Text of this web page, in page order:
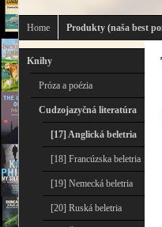
Home Produkty (naša best
Knihy
Próza a poézia
Cudzojazyčná literatúra
[17] Anglická beletria
[18] Francúzska beletria
[19] Nemecká beletria
[20] Ruská beletria